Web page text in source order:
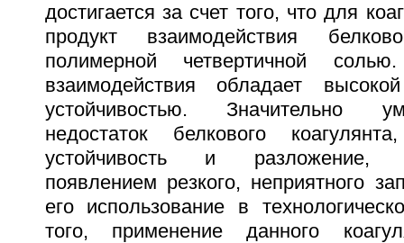
достигается за счет того, что для
продукт взаимодействия
полимерной четвертичной
взаимодействия обладает
устойчивостью. Значительно
недостаток белкового
устойчивость и разложение,
появлением резкого, неприятного
его использование в
того, применение данного